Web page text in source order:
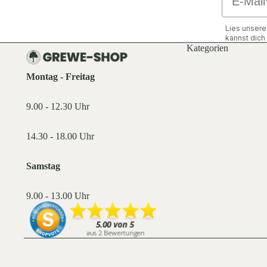
Lies unsere
kannst
Montag - Freitag
9.00 - 12.30 Uhr
14.30 - 18.00 Uhr
Samstag
9.00 - 13.00 Uhr
Kategorien